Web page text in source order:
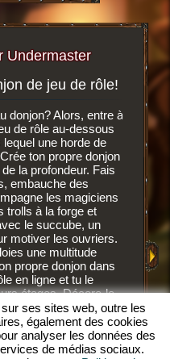
Undermaster
de jeu de rôle!
donjon? Alors, entre à
de rôle au-dessous
une horde de
ton propre donjon
la profondeur. Fais
embauche des
les magiciens
trolls à la forge et
le succube, un
motiver les ouvriers.
une multitude
propre donjon dans
en ligne et tu le
étages. Décore-le
les salles et
de toutes les
de ce jeu de
deviens un
Soif
C'est
des
Après
fond,
Ces
mais
savent
savent
plus
devrais
sur ses sites web, outre les
également des cookies
analyser les données des
de médias sociaux.